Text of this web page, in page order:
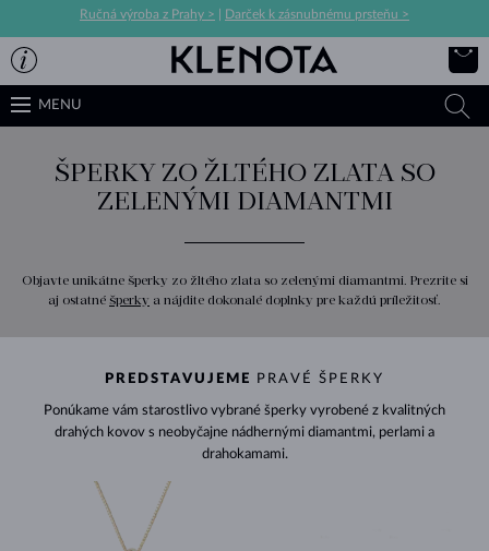
Ručná výroba z Prahy > Darček k zásnubnému prsteňu >
MENU
ŠPERKY ZO ŽLTÉHO ZLATA SO
ZELENÝMI DIAMANTMI
Objavte unikátne šperky zo žltého zlata so zelenými diamantmi. Prezrite si
aj ostatné šperky a nájdite dokonalé doplnky pre každú príležitosť.
PREDSTAVUJEME PRAVÉ ŠPERKY
Ponúkame vám starostlivo vybrané šperky vyrobené z kvalitných
drahých kovov s neobyčajne nádhernými diamantmi, perlami a
drahokamami.